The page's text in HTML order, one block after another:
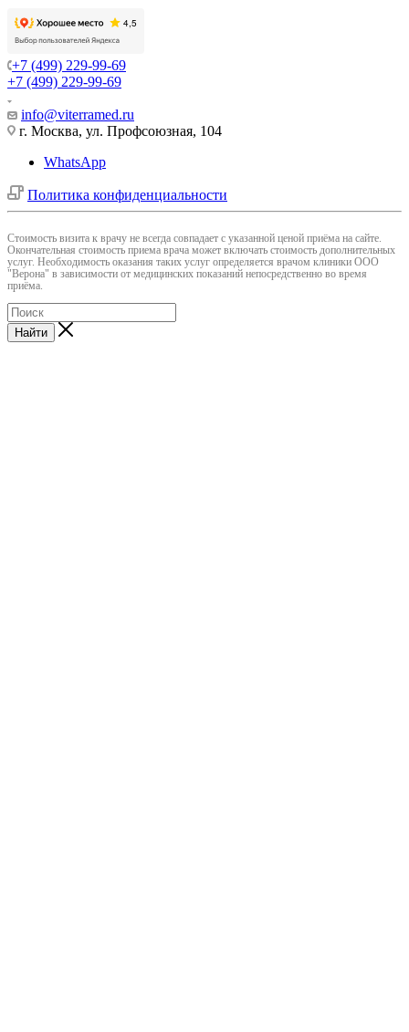
+7 (499) 229-99-69
+7 (499) 229-99-69
info@viterramed.ru
г. Москва, ул. Профсоюзная, 104
WhatsApp
Политика конфиденциальности
Cтоимость визита к врачу не всегда совпадает с указанной ценой приёма на сайте.
Окончательная стоимость приема врача может включать стоимость дополнительных
услуг. Необходимость оказания таких услуг определяется врачом клиники ООО
"Верона" в зависимости от медицинских показаний непосредственно во время
приёма.
Найти